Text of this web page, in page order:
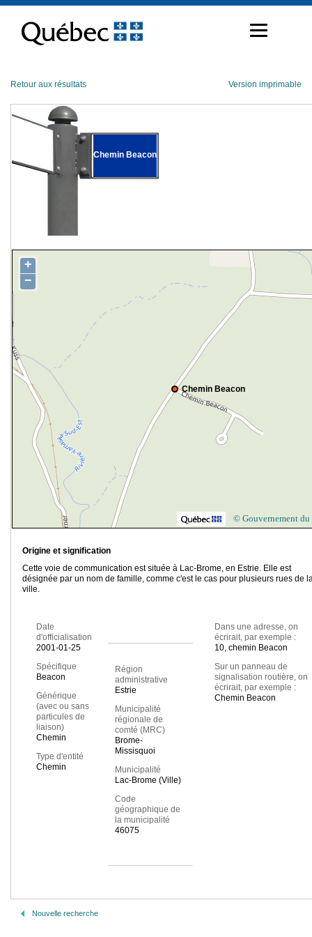
contenu
Retour aux résultats Version imprimable
Chemin Beacon
Chemin Beacon
+
−
© Gouvernement du
Origine et signification
Cette voie de communication est située à Lac-Brome, en Estrie. Elle est
désignée par un nom de famille, comme c'est le cas pour plusieurs rues de
ville.
Date
d'officialisation
2001-01-25
Spécifique
Beacon
Générique
(avec ou sans
particules de
liaison)
Chemin
Type d'entité
Chemin
Région
administrative
Estrie
Municipalité
régionale de
comté (MRC)
Brome-
Missisquoi
Municipalité
Lac-Brome (Ville)
Code
géographique de
la municipalité
46075
Dans une adresse, on
écrirait, par exemple :
10, chemin Beacon
Sur un panneau de
signalisation routière, on
écrirait, par exemple :
Chemin Beacon
Nouvelle recherche